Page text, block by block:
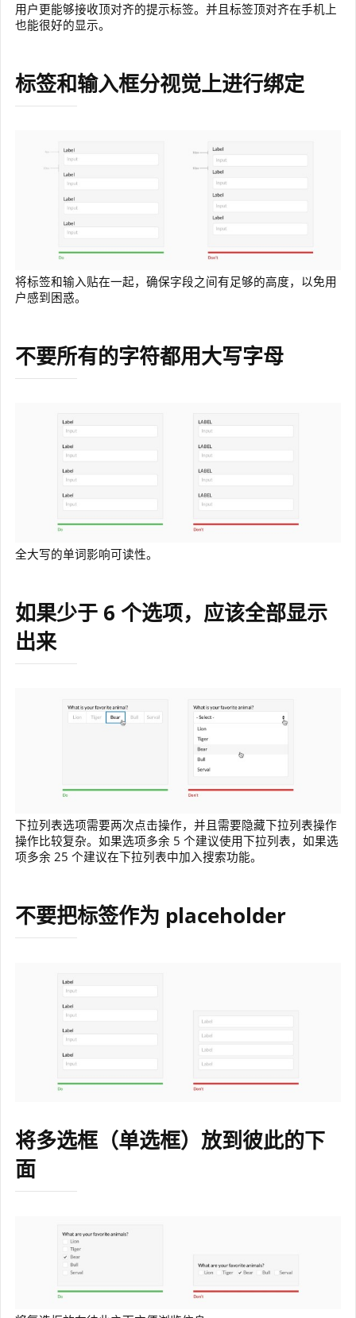
用户更能够接收顶对齐的提示标签。并且标签顶对齐在手机上
也能很好的显示。
标签和输入框分视觉上进行绑定
将标签和输入贴在一起，确保字段之间有足够的高度，以免用
户感到困惑。
不要所有的字符都用大写字母
全大写的单词影响可读性。
如果少于 6 个选项，应该全部显示
出来
下拉列表选项需要两次点击操作，并且需要隐藏下拉列表操作
操作比较复杂。如果选项多余 5 个建议使用下拉列表，如果选
项多余 25 个建议在下拉列表中加入搜索功能。
不要把标签作为 placeholder
将多选框（单选框）放到彼此的下
面